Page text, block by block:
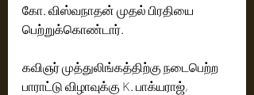
கோ. விஸ்வநாதன் முதல் பிரதியை
பெற்றுக்கொண்டார்.
கவிஞர் முத்துலிங்கத்திற்கு நடைபெற்ற
பாராட்டு விழாவுக்கு K. பாக்யராஜ்,